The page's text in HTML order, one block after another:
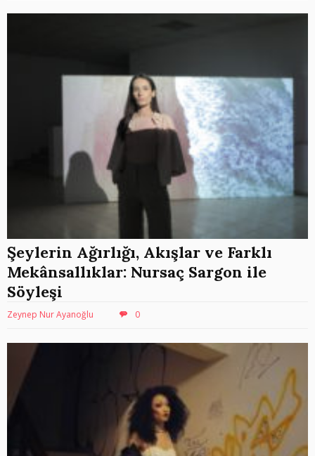
Şeylerin Ağırlığı, Akışlar ve Farklı
Mekânsallıklar: Nursaç Sargon ile
Söyleşi
Zeynep Nur Ayanoğlu 0